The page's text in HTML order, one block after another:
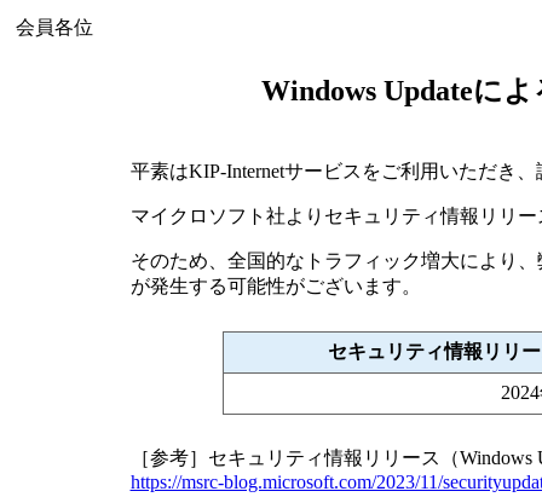
会員各位
Windows Updateに
平素はKIP-Internetサービスをご利用いただき
マイクロソフト社よりセキュリティ情報リリ
そのため、全国的なトラフィック増大により
が発生する可能性がございます。
セキュリティ情報リリ
［参考］セキュリティ情報リリース（Windows
https://msrc-blog.microsoft.com/2023/11/